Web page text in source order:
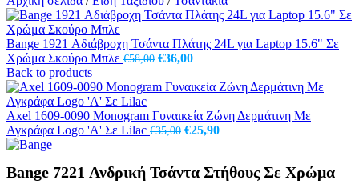
Bange 1921 Αδιάβροχη Τσάντα Πλάτης 24L για Laptop 15.6" Σε
Χρώμα Σκούρο Μπλε €58,00 Original
was:
€36,00Η
τιμή
€36,00.
Back to products
Axel 1609-0090 Monogram Γυναικεία Ζώνη Δερμάτινη Με
Αγκράφα Logo 'A' Σε Lilac €35,00 Original
€35,00.
€25,90Η
είναι:
Bange 7221 Ανδρική Τσάντα Στήθους Σε Χρώμα